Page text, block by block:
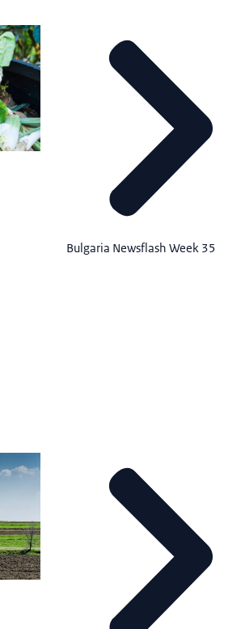
Bulgaria Newsflash Week 35